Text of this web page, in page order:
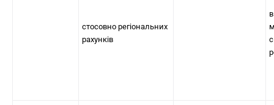
стосовно регіональних
рахунків